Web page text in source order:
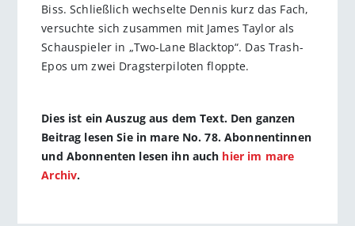
Biss. Schließlich wechselte Dennis kurz das Fach,
versuchte sich zusammen mit James Taylor als
Schauspieler in „Two-Lane Blacktop“. Das Trash-
Epos um zwei Dragsterpiloten floppte.
Dies ist ein Auszug aus dem Text. Den ganzen
Beitrag lesen Sie in mare No. 78. Abonnentinnen
und Abonnenten lesen ihn auch hier im mare
Archiv.